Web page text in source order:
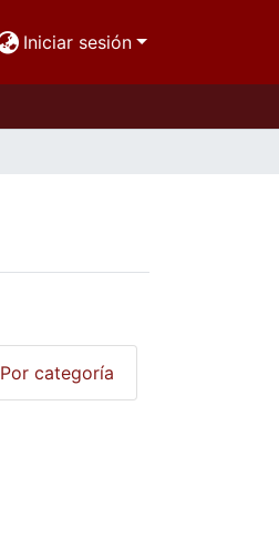
Iniciar sesión
Por categoría